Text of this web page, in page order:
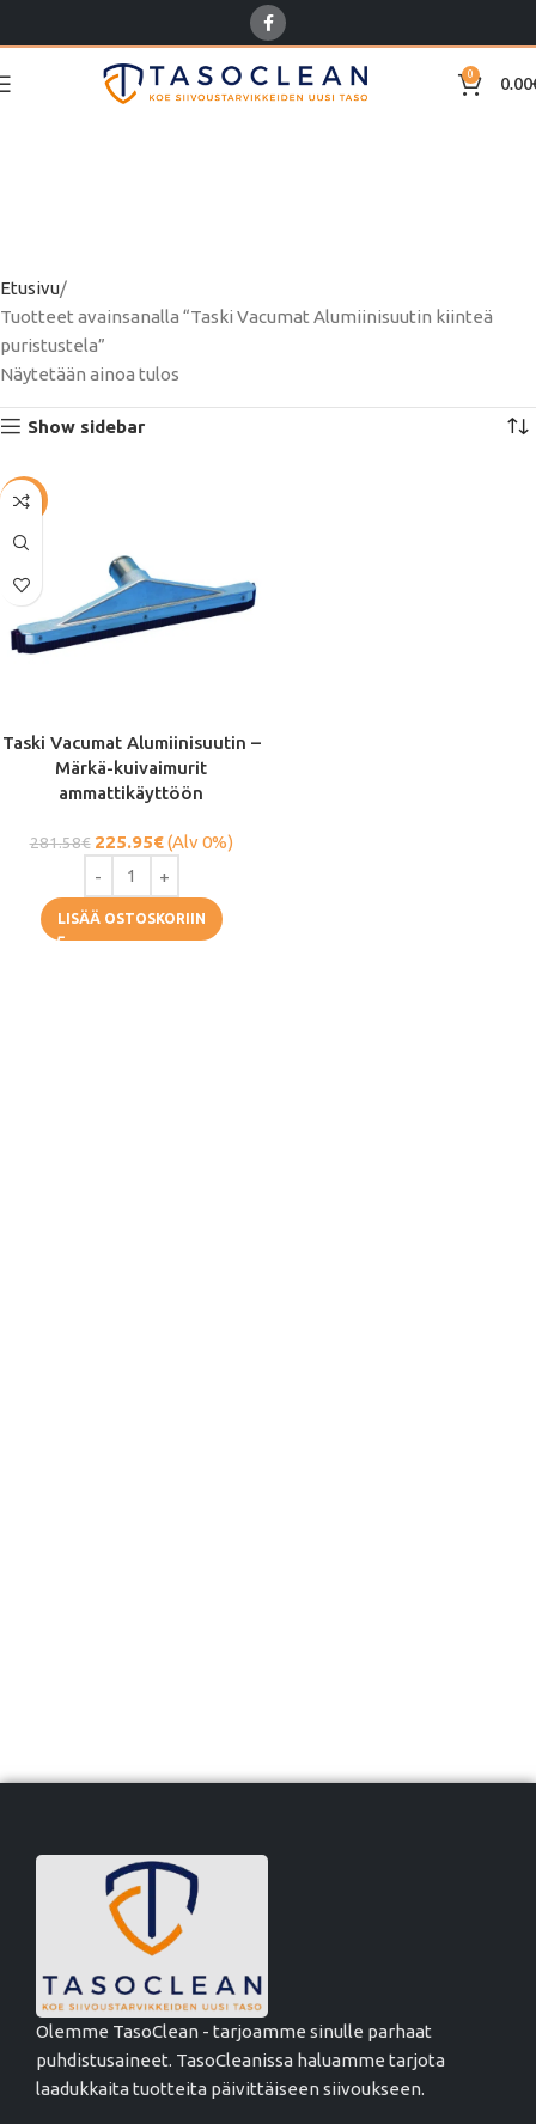
0 0.00
Etusivu
Tuotteet avainsanalla “Taski Vacumat Alumiinisuutin kiinteä
puristustela”
Näytetään ainoa tulos
Show sidebar
-20%
Taski Vacumat Alumiinisuutin –
Märkä-kuivaimurit
ammattikäyttöön
281.58€ 225.95€(Alv 0%)
LISÄÄ OSTOSKORIIN
Olemme TasoClean - tarjoamme sinulle parhaat
puhdistusaineet. TasoCleanissa haluamme tarjota
laadukkaita tuotteita päivittäiseen siivoukseen.